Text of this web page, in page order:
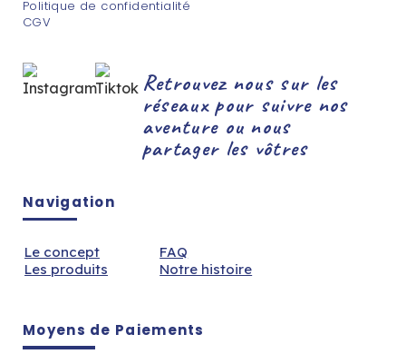
Politique de confidentialité
CGV
Retrouvez nous sur les
réseaux pour suivre nos
aventure ou nous
partager les vôtres
Navigation
Le concept
Les produits
FAQ
Notre histoire
Moyens de Paiements